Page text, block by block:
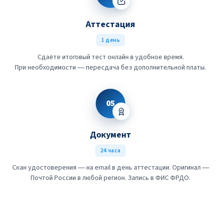
Аттестация
1 день
Сдаёте итоговый тест онлайн в удобное время.
При необходимости — пересдача без дополнительной платы.
05
Документ
24 часа
Скан удостоверения — на email в день аттестации. Оригинал —
Почтой России в любой регион. Запись в ФИС ФРДО.